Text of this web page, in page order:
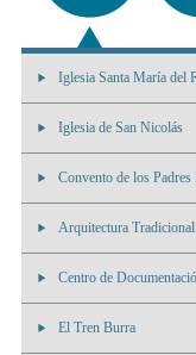
Iglesia Santa María del
Iglesia de San Nicolás
Convento de los
Arquitectura
Centro de
El Tren Burra